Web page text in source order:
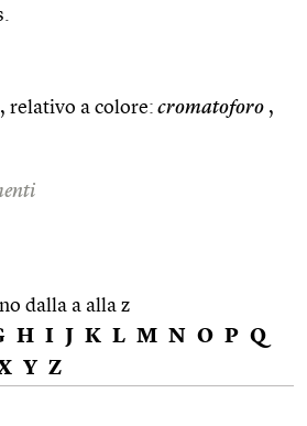
relativo a colore: cromatoforo ,
dalla a alla z
H I J K L M N O P Q
Y Z